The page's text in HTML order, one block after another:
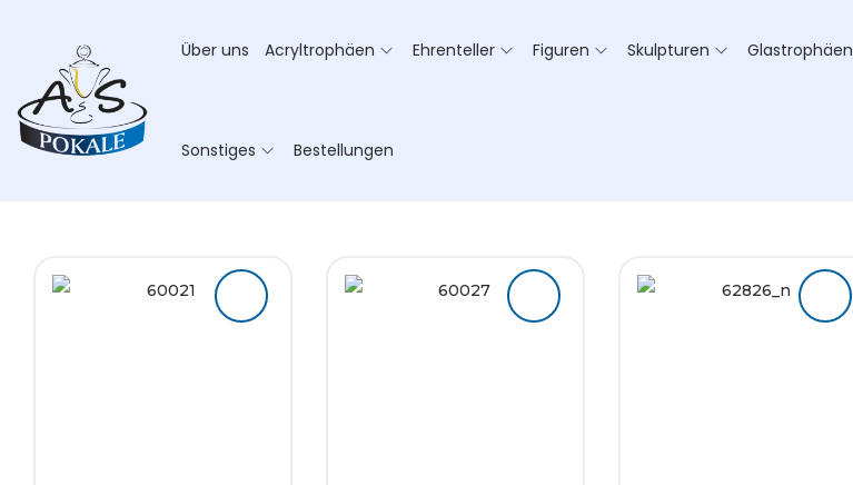
Über uns Acryltrophäen Ehrenteller Figuren Skulpturen Glastrophäen
Sonstiges Bestellungen